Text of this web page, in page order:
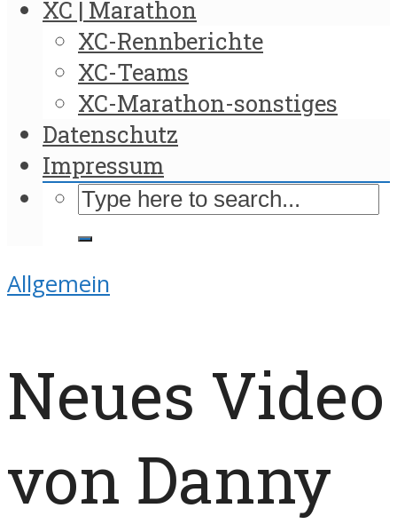
XC | Marathon
XC-Rennberichte
XC-Teams
XC-Marathon-sonstiges
Datenschutz
Impressum
Allgemein
Neues Video
von Danny